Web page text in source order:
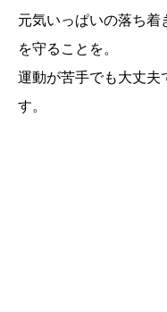
元気いっぱいの落ち着
を守ることを。
運動が苦手でも大丈夫
す。